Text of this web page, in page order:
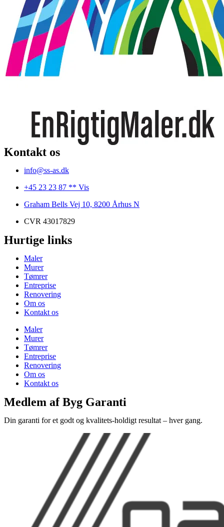
Kontakt os
info@ss-as.dk
+45 23 23 87 ** Vis
Graham Bells Vej 10, 8200 Århus N
CVR 43017829
Hurtige links
Maler
Murer
Tømrer
Entreprise
Renovering
Om os
Kontakt os
Maler
Murer
Tømrer
Entreprise
Renovering
Om os
Kontakt os
Medlem af Byg Garanti
Din garanti for et godt og kvalitets-holdigt resultat – hver gang.